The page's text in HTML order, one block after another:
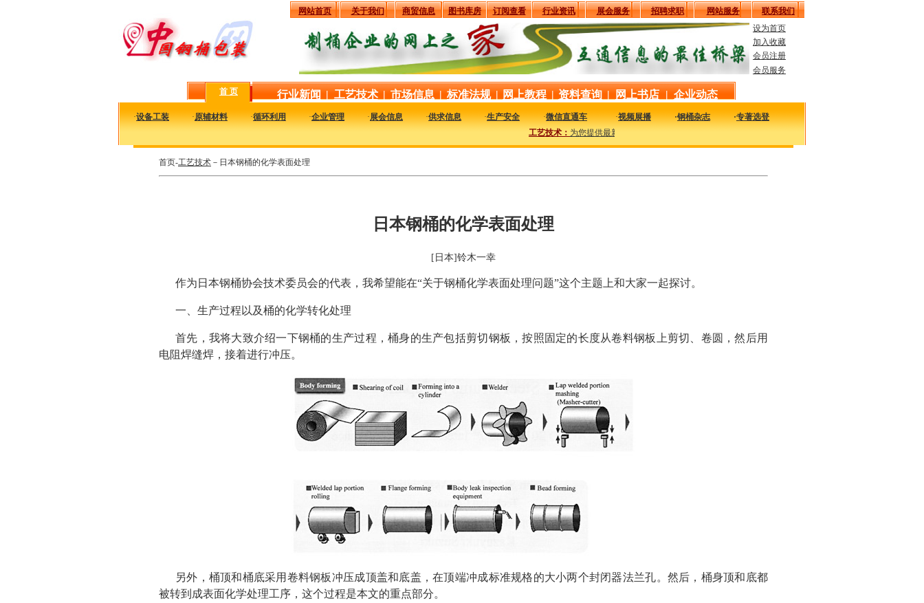
网站首页 关于我们 商贸信息 图书库房 订阅查看 行业资讯 展会服务 招聘求职 网站服务
联系我们
设为首页
加入收藏
会员注册
会员服务
首 页 行业新闻 | 工艺技术 | 市场信息 | 标准法规 | 网上教程 | 资料查询 | 网上书店 | 企业动态
·设备工装 ·原辅材料 ·循环利用 ·企业管理 ·展会信息 ·供求信息 ·生产安全 ·微信直通车 ·视频展播 ·钢桶杂志 ·专著选登
工艺技术：为您提供最新最实用的工艺、技术、质量及设备信息，致力于解决您生产中的实际问题。
首页-工艺技术 －日本钢桶的化学表面处理
日本钢桶的化学表面处理
[日本]铃木一幸
作为日本钢桶协会技术委员会的代表，我希望能在“关于钢桶化学表面处理问题”这个主题上和大家一起探讨。
一、生产过程以及桶的化学转化处理
首先，我将大致介绍一下钢桶的生产过程，桶身的生产包括剪切钢板，按照固定的长度从卷料钢板上剪切、卷圆，然后用
电阻焊缝焊，接着进行冲压。
另外，桶顶和桶底采用卷料钢板冲压成顶盖和底盖，在顶端冲成标准规格的大小两个封闭器法兰孔。然后，桶身顶和底都
被转到成表面化学处理工序，这个过程是本文的重点部分。